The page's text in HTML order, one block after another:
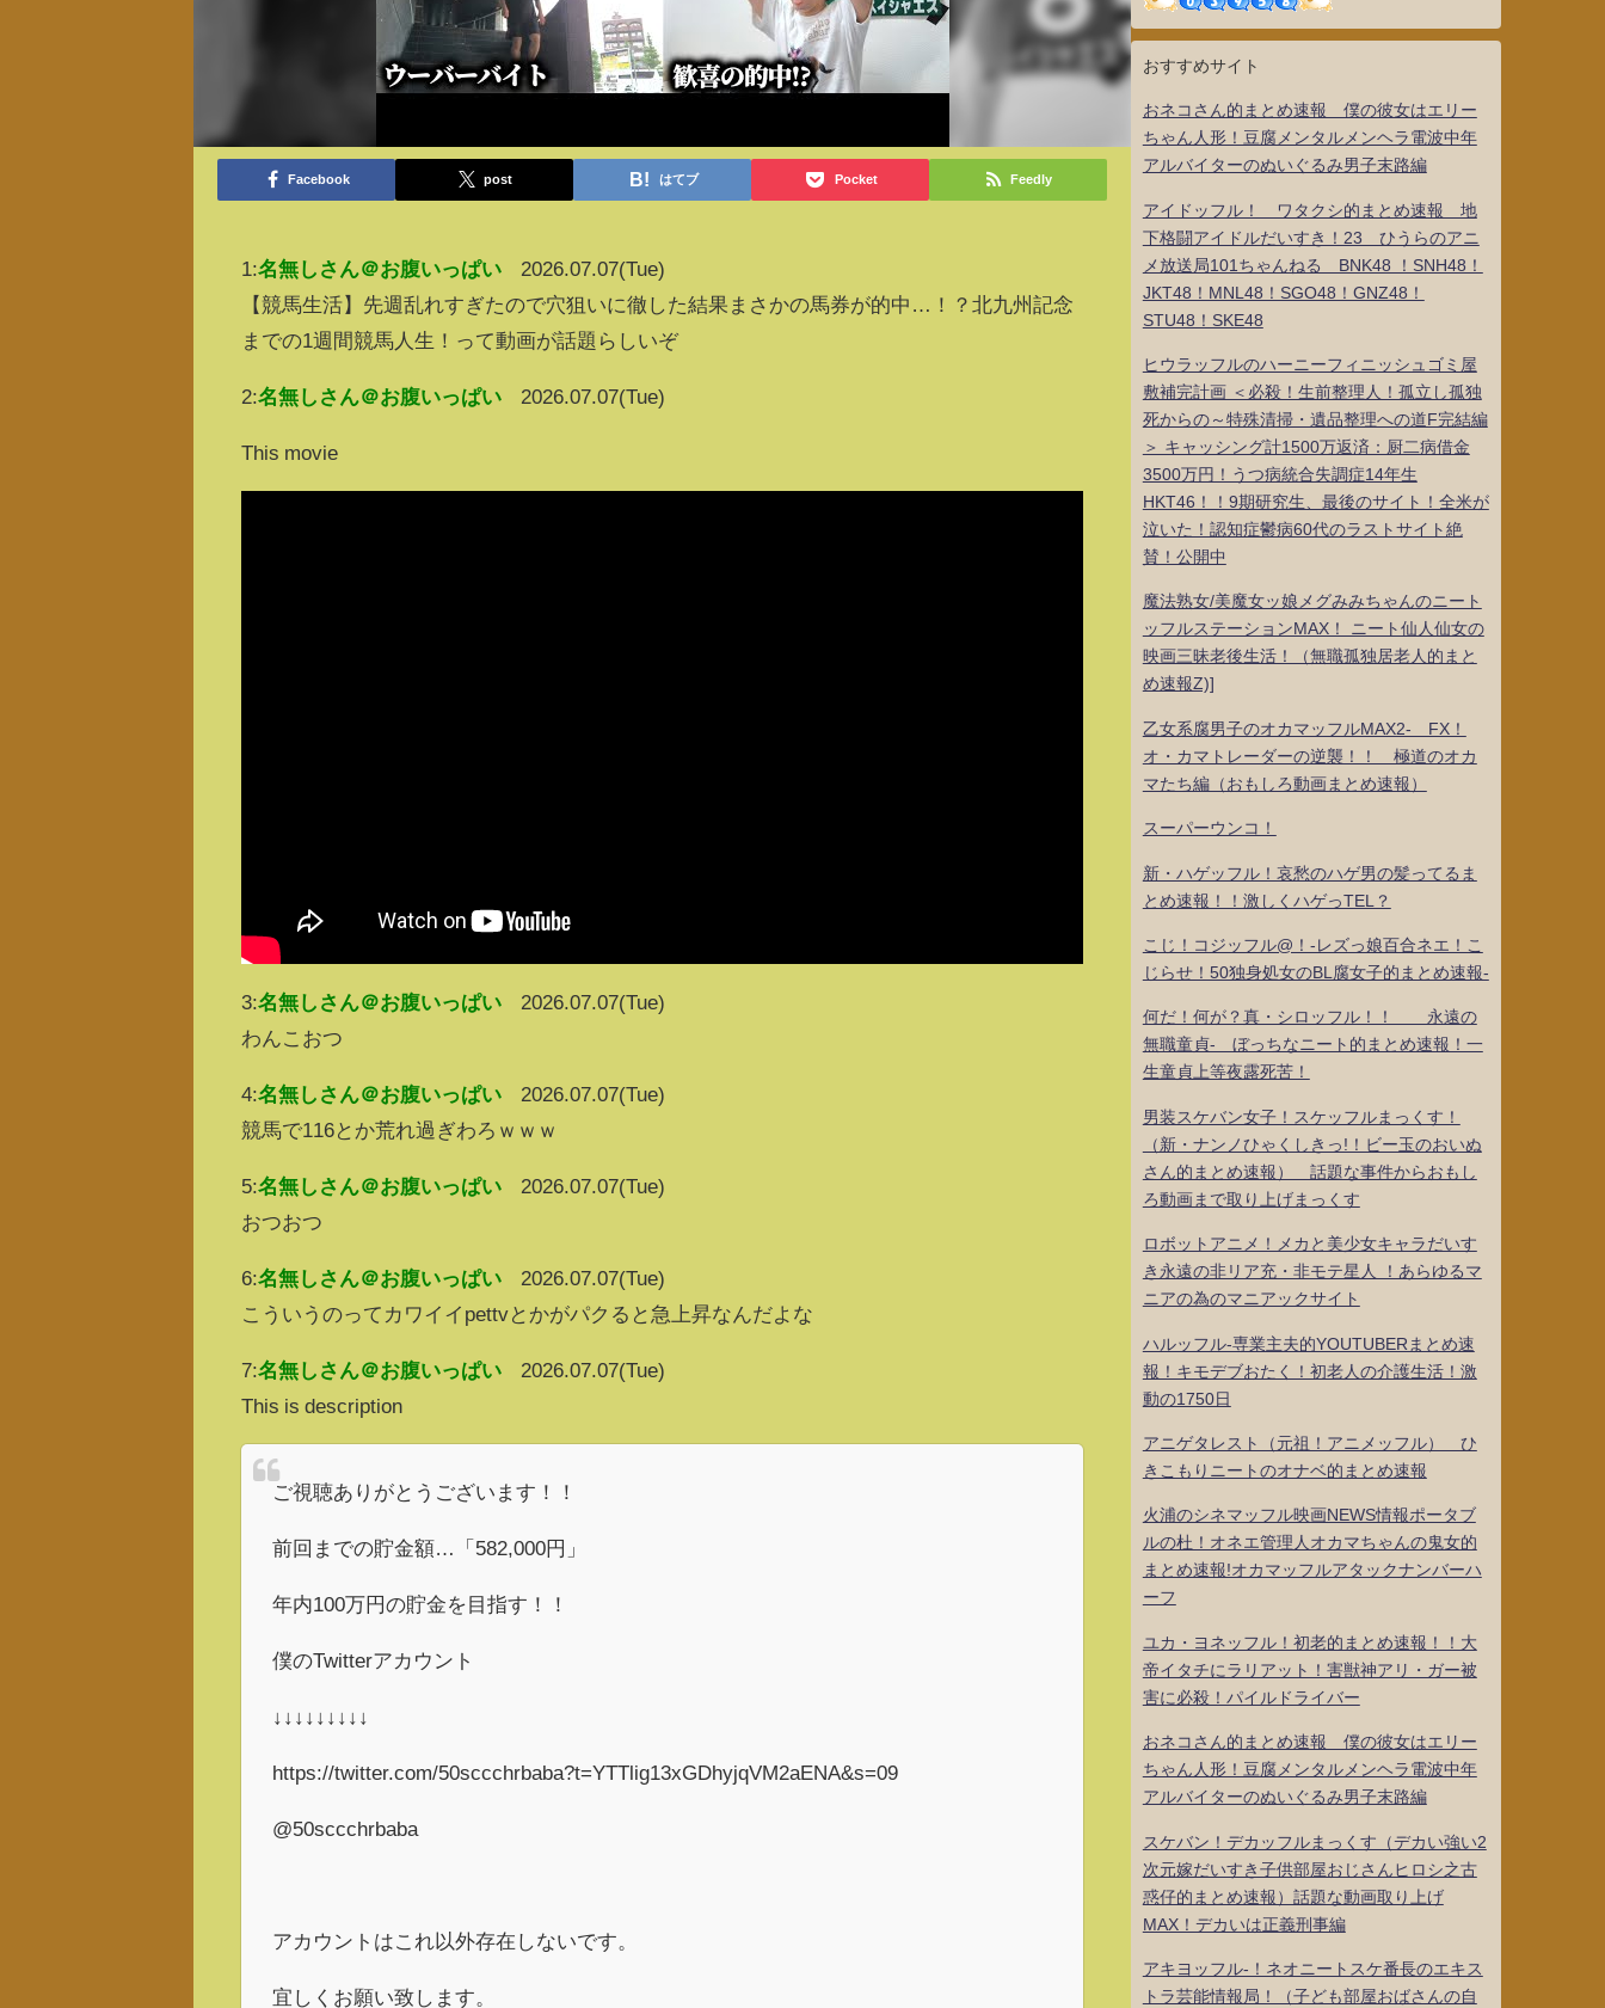
Facebook post はてブ Pocket Feedly
1:名無しさん＠お腹いっぱい
2026.07.07(Tue)
【競馬生活】先週乱れすぎたので穴狙いに徹した結果まさかの馬券が的中…！？北九州記念
までの1週間競馬人生！って動画が話題らしいぞ
2:名無しさん＠お腹いっぱい 2026.07.07(Tue)
This movie
3:名無しさん＠お腹いっぱい
2026.07.07(Tue)
わんこおつ
4:名無しさん＠お腹いっぱい
2026.07.07(Tue)
競馬で116とか荒れ過ぎわろｗｗｗ
5:名無しさん＠お腹いっぱい
2026.07.07(Tue)
おつおつ
6:名無しさん＠お腹いっぱい
2026.07.07(Tue)
こういうのってカワイイpettvとかがパクると急上昇なんだよな
7:名無しさん＠お腹いっぱい
2026.07.07(Tue)
This is description
ご視聴ありがとうございます！！
前回までの貯金額…「582,000円」
年内100万円の貯金を目指す！！
僕のTwitterアカウント
↓↓↓↓↓↓↓↓↓
https://twitter.com/50sccchrbaba?t=YTTlig13xGDhyjqVM2aENA&s=09
@50sccchrbaba
アカウントはこれ以外存在しないです。
宜しくお願い致します。
おすすめサイト
おネコさん的まとめ速報 僕の彼女はエリー
ちゃん人形！豆腐メンタルメンヘラ電波中年
アルバイターのぬいぐるみ男子末路編
アイドッフル！ ワタクシ的まとめ速報 地
下格闘アイドルだいすき！23 ひうらのアニ
メ放送局101ちゃんねる BNK48 ！SNH48！
JKT48！MNL48！SGO48！GNZ48！
STU48！SKE48
ヒウラッフルのハーニーフィニッシュゴミ屋
敷補完計画 ＜必殺！生前整理人！孤立し孤独
死からの～特殊清掃・遺品整理への道F完結編
＞ キャッシング計1500万返済：厨二病借金
3500万円！うつ病統合失調症14年生
HKT46！！9期研究生、最後のサイト！全米が
泣いた！認知症鬱病60代のラストサイト絶
賛！公開中
魔法熟女/美魔女ッ娘メグみみちゃんのニート
ッフルステーションMAX！ ニート仙人仙女の
映画三昧老後生活！（無職孤独居老人的まと
め速報Z)]
乙女系腐男子のオカマッフルMAX2- FX！
オ・カマトレーダーの逆襲！！ 極道のオカ
マたち編（おもしろ動画まとめ速報）
スーパーウンコ！
新・ハゲッフル！哀愁のハゲ男の髪ってるま
とめ速報！！激しくハゲっTEL？
こじ！コジッフル@！-レズっ娘百合ネエ！こ
じらせ！50独身処女のBL腐女子的まとめ速報-
何だ！何が？真・シロッフル！！ 永遠の
無職童貞- ぼっちなニート的まとめ速報！一
生童貞上等夜露死苦！
男装スケバン女子！スケッフルまっくす！
（新・ナンノひゃくしきっ!！ビー玉のおいぬ
さん的まとめ速報） 話題な事件からおもし
ろ動画まで取り上げまっくす
ロボットアニメ！メカと美少女キャラだいす
き永遠の非リア充・非モテ星人 ！あらゆるマ
ニアの為のマニアックサイト
ハルッフル-専業主夫的YOUTUBERまとめ速
報！キモデブおたく！初老人の介護生活！激
動の1750日
アニゲタレスト（元祖！アニメッフル） ひ
きこもりニートのオナベ的まとめ速報
火浦のシネマッフル映画NEWS情報ポータブ
ルの杜！オネエ管理人オカマちゃんの鬼女的
まとめ速報!オカマッフルアタックナンバーハ
ーフ
ユカ・ヨネッフル！初老的まとめ速報！！大
帝イタチにラリアット！害獣神アリ・ガー被
害に必殺！パイルドライバー
おネコさん的まとめ速報 僕の彼女はエリー
ちゃん人形！豆腐メンタルメンヘラ電波中年
アルバイターのぬいぐるみ男子末路編
スケバン！デカッフルまっくす（デカい強い2
次元嫁だいすき子供部屋おじさんヒロシ之古
惑仔的まとめ速報）話題な動画取り上げ
MAX！デカいは正義刑事編
アキヨッフル-！ネオニートスケ番長のエキス
トラ芸能情報局！（子ども部屋おばさんの自